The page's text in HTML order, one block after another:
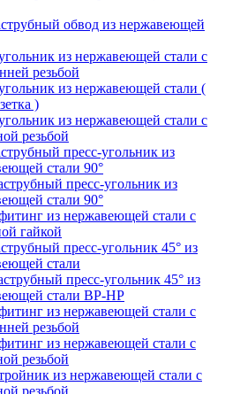
обвод из нержавеющей
из нержавеющей стали с
резьбой
из нержавеющей стали (
)
из нержавеющей стали с
резьбой
пресс-угольник из
стали 90°
пресс-угольник из
стали 90°
из нержавеющей стали с
гайкой
пресс-угольник 45° из
стали
пресс-угольник 45° из
стали ВР-НР
из нержавеющей стали с
резьбой
из нержавеющей стали с
резьбой
из нержавеющей стали с
резьбой